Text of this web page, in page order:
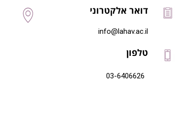
דואר אלקטרוני
info@lahav.ac.il
טלפון
03-6406626